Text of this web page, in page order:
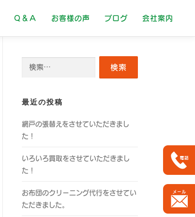
Ｑ＆Ａ お客様の声 ブログ 会社案内
最近の投稿
網戸の張替えをさせていただきまし
た！
いろいろ買取をさせていただきまし
た！
お布団のクリーニング代行をさせてい
ただきました。